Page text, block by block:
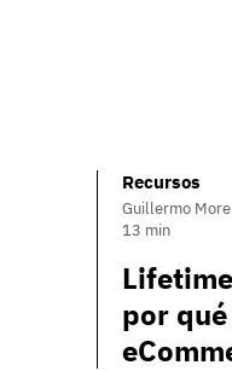
Recursos
Guillermo
13 min
por